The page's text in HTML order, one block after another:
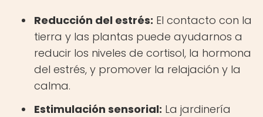
Reducción del estrés: El contacto con la
tierra y las plantas puede ayudarnos a
reducir los niveles de cortisol, la hormona
del estrés, y promover la relajación y la
calma.
Estimulación sensorial: La jardinería